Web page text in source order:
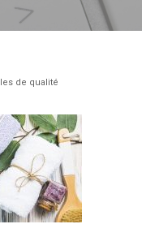
de qualité